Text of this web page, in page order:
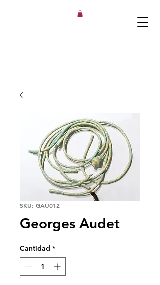
SKU: GAU012
Georges Audet
Cantidad *